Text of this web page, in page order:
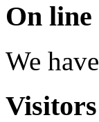
On line
We
Visitors